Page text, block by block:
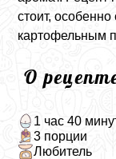
стоит,
картофельным
О
1 час 40
3 порции
Любитель